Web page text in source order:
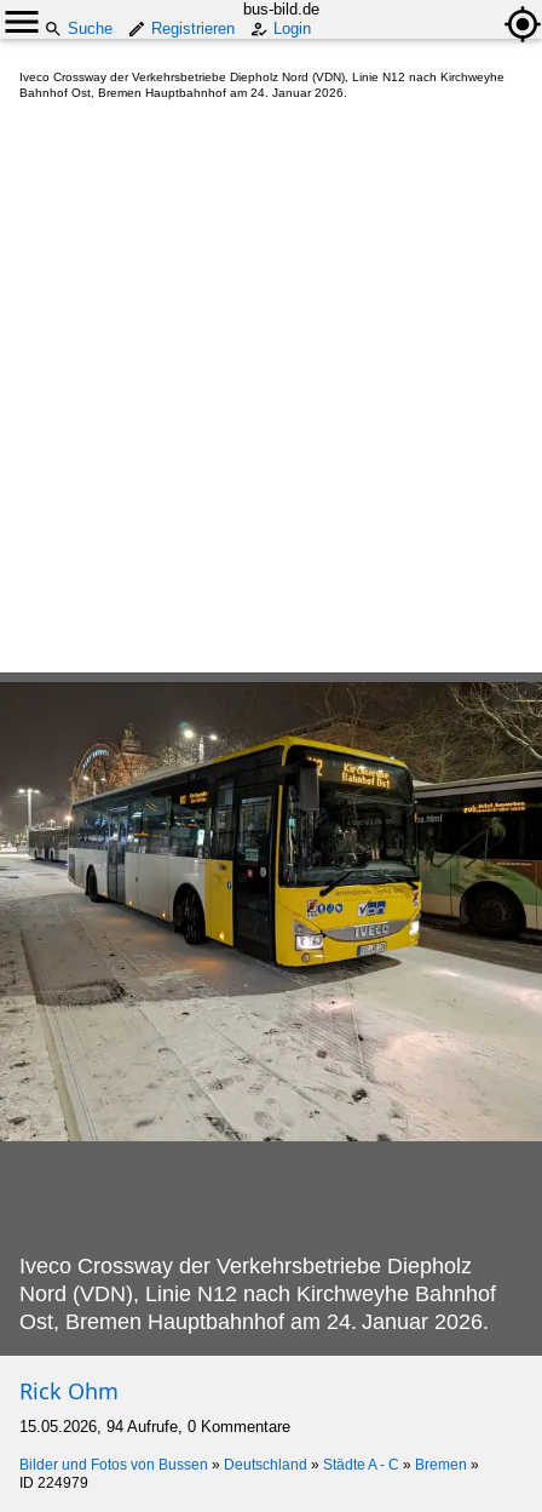
bus-bild.de
Suche
Registrieren Login
Iveco Crossway der Verkehrsbetriebe Diepholz Nord (VDN), Linie N12 nach Kirchweyhe
Bahnhof Ost, Bremen Hauptbahnhof am 24. Januar 2026.
Iveco Crossway der Verkehrsbetriebe Diepholz
Nord (VDN), Linie N12 nach Kirchweyhe Bahnhof
Ost, Bremen Hauptbahnhof am 24. Januar 2026.
Rick Ohm
15.05.2026, 94 Aufrufe, 0 Kommentare
Bilder und Fotos von Bussen » Deutschland » Städte A - C » Bremen »
ID 224979